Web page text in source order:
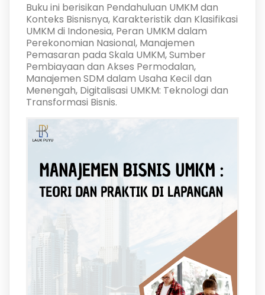
Buku ini berisikan Pendahuluan UMKM dan
Konteks Bisnisnya, Karakteristik dan Klasifikasi
UMKM di Indonesia, Peran UMKM dalam
Perekonomian Nasional, Manajemen
Pemasaran pada Skala UMKM, Sumber
Pembiayaan dan Akses Permodalan,
Manajemen SDM dalam Usaha Kecil dan
Menengah, Digitalisasi UMKM: Teknologi dan
Transformasi Bisnis.